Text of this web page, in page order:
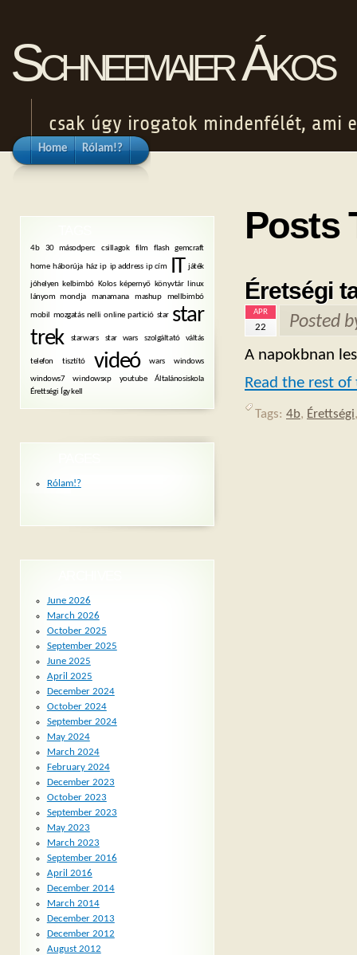
Schneemaier Ákos
csak úgy irogatok mindenfélét, ami
Home Rólam!?
Posts
Éretségi
APR
22 Posted
A napokbnan
Read the rest
Tags: 4b, Érettségi
4b 30 másodperc csillagok film flash gemcraft
home háborúja ház ip ip address ip cím IT játék
jóhelyen kelbimbó Kolos képernyő könyvtár
linux
lányom mondja
manamana mashup mellbimbó
mobil mozgatás nelli online partició star star
trek
starwars star wars szolgáltató váltás
telefon tisztító videó wars windows
windows7 windowsxp youtube
Általánosiskola
Érettségi Így kell
Rólam!?
June 2026
March 2026
October 2025
September 2025
June 2025
April 2025
December 2024
October 2024
September 2024
May 2024
March 2024
February 2024
December 2023
October 2023
September 2023
May 2023
March 2023
September 2016
April 2016
December 2014
March 2014
December 2013
December 2012
August 2012